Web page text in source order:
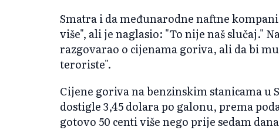
Smatra i da međunarodne naftne
više", ali je naglasio: "To nije naš slučaj."
razgovarao o cijenama goriva, ali da bi
teroriste".
Cijene goriva na benzinskim stanicama u
dostigle 3,45 dolara po galonu, prema
gotovo 50 centi više nego prije sedam